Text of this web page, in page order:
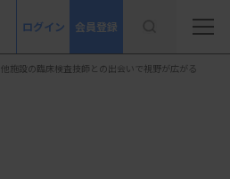
ログイン 会員登録
他施設の臨床検査技師との出会いで視野が広がる